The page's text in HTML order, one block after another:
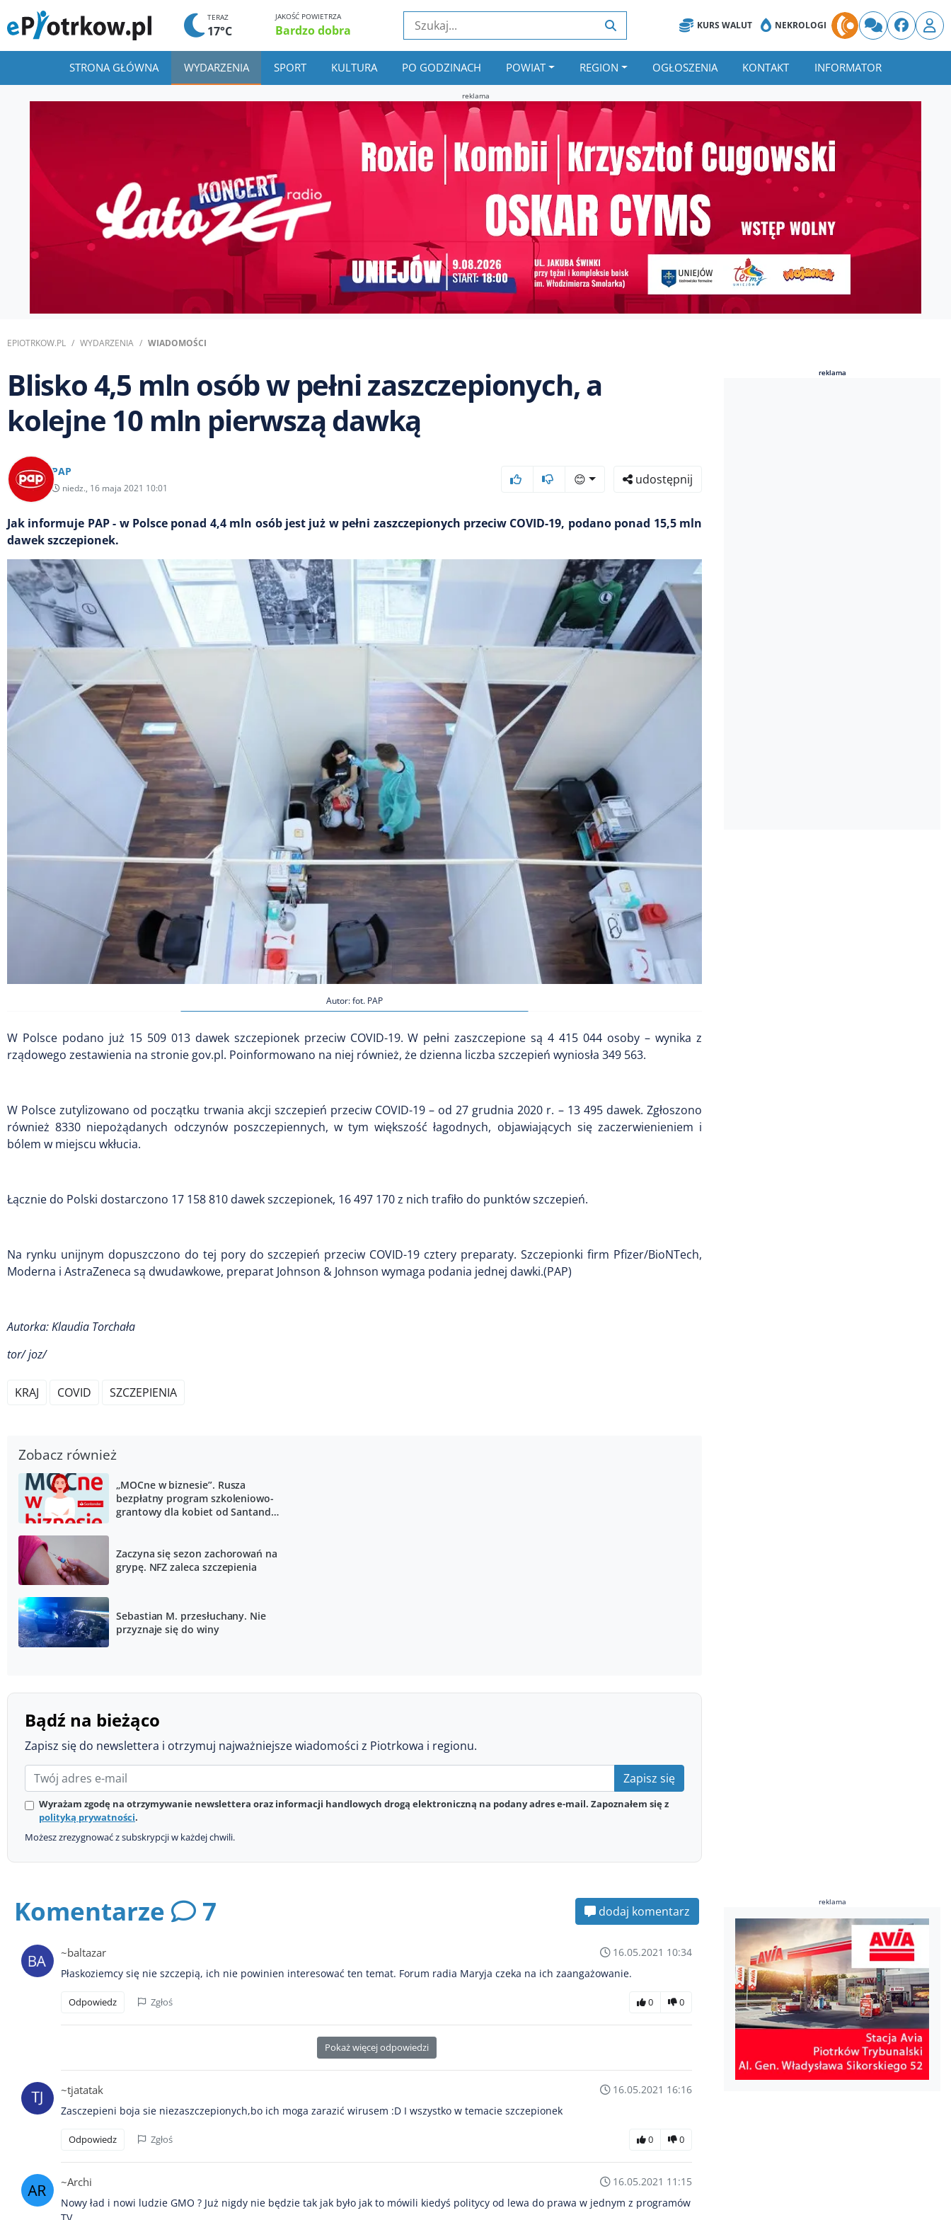
TERAZ
17°C
JAKOŚĆ POWIETRZA
Bardzo dobra KURS WALUT NEKROLOGI
STRONA GŁÓWNA WYDARZENIA SPORT KULTURA PO GODZINACH POWIAT REGION OGŁOSZENIA KONTAKT INFORMATOR
reklama
EPIOTRKOW.PL WYDARZENIA WIADOMOŚCI
Blisko 4,5 mln osób w pełni zaszczepionych, a
kolejne 10 mln pierwszą dawką
PAP
niedz., 16 maja 2021 10:01
😊 udostępnij
Jak informuje PAP - w Polsce ponad 4,4 mln osób jest już w pełni zaszczepionych przeciw COVID-19, podano ponad 15,5 mln
dawek szczepionek.
Autor: fot. PAP
W Polsce podano już 15 509 013 dawek szczepionek przeciw COVID-19. W pełni zaszczepione są 4 415 044 osoby – wynika z
rządowego zestawienia na stronie gov.pl. Poinformowano na niej również, że dzienna liczba szczepień wyniosła 349 563.
W Polsce zutylizowano od początku trwania akcji szczepień przeciw COVID-19 – od 27 grudnia 2020 r. – 13 495 dawek. Zgłoszono
również 8330 niepożądanych odczynów poszczepiennych, w tym większość łagodnych, objawiających się zaczerwienieniem i
bólem w miejscu wkłucia.
Łącznie do Polski dostarczono 17 158 810 dawek szczepionek, 16 497 170 z nich trafiło do punktów szczepień.
Na rynku unijnym dopuszczono do tej pory do szczepień przeciw COVID-19 cztery preparaty. Szczepionki firm Pfizer/BioNTech,
Moderna i AstraZeneca są dwudawkowe, preparat Johnson & Johnson wymaga podania jednej dawki.(PAP)
Autorka: Klaudia Torchała
tor/ joz/
KRAJ COVID SZCZEPIENIA
Zobacz również
„MOCne w biznesie”. Rusza
bezpłatny program szkoleniowo-
grantowy dla kobiet od Santander
Zaczyna się sezon zachorowań na
grypę. NFZ zaleca szczepienia
Sebastian M. przesłuchany. Nie
przyznaje się do winy
Bądź na bieżąco
Zapisz się do newslettera i otrzymuj najważniejsze wiadomości z Piotrkowa i regionu.
Zapisz się
Wyrażam zgodę na otrzymywanie newslettera oraz informacji handlowych drogą elektroniczną na podany adres e-mail. Zapoznałem się z
polityką prywatności.
Możesz zrezygnować z subskrypcji w każdej chwili.
reklama
reklama
Komentarze 7 dodaj komentarz
~baltazar
16.05.2021 10:34
Płaskoziemcy się nie szczepią, ich nie powinien interesować ten temat. Forum radia Maryja czeka na ich zaangażowanie.
Odpowiedz Zgłoś 0 0
Pokaż więcej odpowiedzi
~tjatatak
16.05.2021 16:16
Zasczepieni boja sie niezaszczepionych,bo ich moga zarazić wirusem :D I wszystko w temacie szczepionek
Odpowiedz Zgłoś 0 0
~Archi
16.05.2021 11:15
Nowy ład i nowi ludzie GMO ? Już nigdy nie będzie tak jak było jak to mówili kiedyś politycy od lewa do prawa w jednym z programów
reklama